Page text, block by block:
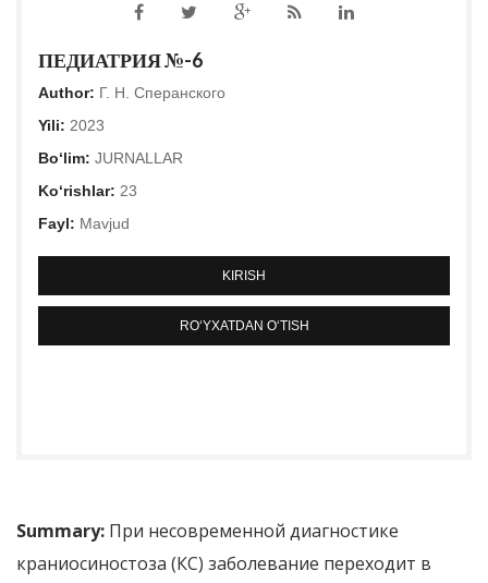
ПЕДИАТРИЯ №-6
Author: Г. Н. Сперанского
Yili: 2023
Bo‘lim: JURNALLAR
Ko‘rishlar: 23
Fayl: Mavjud
KIRISH
RO‘YXATDAN O‘TISH
Summary: При несовременной диагностике
краниосиностоза (КС) заболевание переходит в